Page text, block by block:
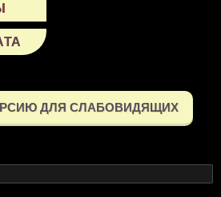
ДЛЯ СЛАБОВИДЯЩИХ